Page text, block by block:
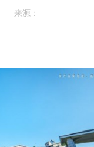
来源：